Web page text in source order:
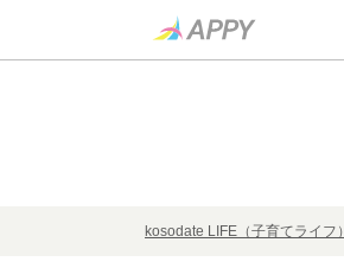
kosodate LIFE（子育てライフ）